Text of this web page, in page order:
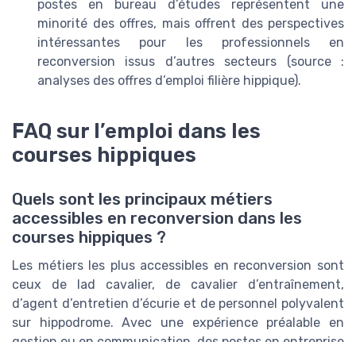
postes en bureau d’études représentent une
minorité des offres, mais offrent des perspectives
intéressantes pour les professionnels en
reconversion issus d’autres secteurs (source :
analyses des offres d’emploi filière hippique).
FAQ sur l’emploi dans les
courses hippiques
Quels sont les principaux métiers
accessibles en reconversion dans les
courses hippiques ?
Les métiers les plus accessibles en reconversion sont
ceux de lad cavalier, de cavalier d’entraînement,
d’agent d’entretien d’écurie et de personnel polyvalent
sur hippodrome. Avec une expérience préalable en